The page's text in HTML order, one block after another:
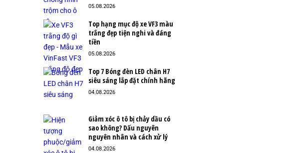
05.08.2026
Top hạng mục độ xe VF3 màu
trắng đẹp tiện nghi và đáng
tiền
05.08.2026
Top 7 Bóng đèn LED chân H7
siêu sáng lắp đặt chính hãng
04.08.2026
Giảm xóc ô tô bị chảy dầu có
sao không? Dấu nguyên
nguyên nhân và cách xử lý
04.08.2026